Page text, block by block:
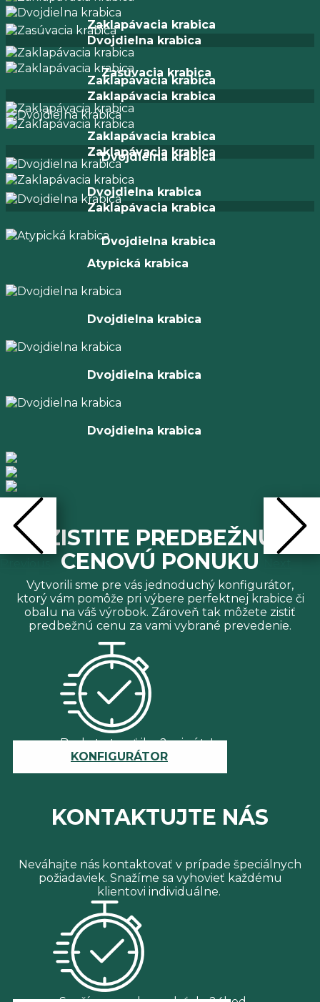
Zasúvacia krabica
Dvojdielna krabica
Dvojdielna krabica
Zaklapávacia krabica
Zaklapávacia krabica
Zaklapávacia krabica
Dvojdielna krabica
Dvojdielna krabica
Zaklapávacia krabica
Zaklapávacia krabica
Zaklapávacia krabica
Atypická krabica
Dvojdielna krabica
Dvojdielna krabica
Dvojdielna krabica
ZISTITE PREDBEŽNÚ
CENOVÚ PONUKU
Vytvorili sme pre vás jednoduchý konfigurátor,
ktorý vám pomôže pri výbere perfektnej krabice či
obalu na váš výrobok. Zároveň tak môžete zistiť
predbežnú cenu za vami vybrané prevedenie.
Bude to trvať iba 2 minúty!
KONFIGURÁTOR
KONTAKTUJTE NÁS
Neváhajte nás kontaktovať v prípade špeciálnych
požiadaviek. Snažíme sa vyhovieť každému
klientovi individuálne.